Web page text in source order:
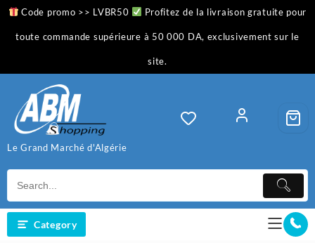
Skip
content
Code promo >> LVBR50 Profitez de la livraison gratuite pour
toute commande supérieure à 50 000 DA, exclusivement sur le
site.
Le Grand Marché d'Algérie
Category